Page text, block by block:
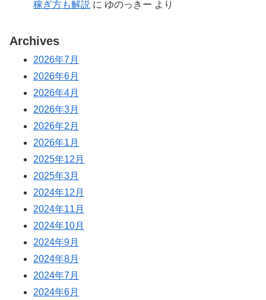
稼ぎ方も解説 に ゆのっきー より
Archives
2026年7月
2026年6月
2026年4月
2026年3月
2026年2月
2026年1月
2025年12月
2025年3月
2024年12月
2024年11月
2024年10月
2024年9月
2024年8月
2024年7月
2024年6月